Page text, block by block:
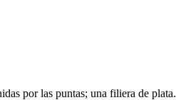
por las puntas; una filiera de plata.